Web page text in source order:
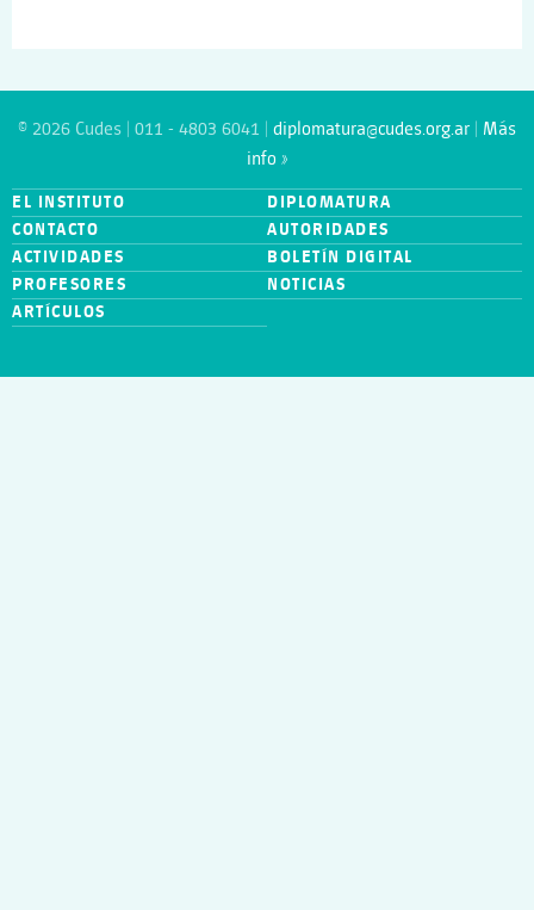
© 2026 Cudes | 011 - 4803 6041 | diplomatura@cudes.org.ar
Más
info »
EL INSTITUTO
DIPLOMATURA
CONTACTO
AUTORIDADES
ACTIVIDADES
BOLETÍN DIGITAL
PROFESORES
NOTICIAS
ARTÍCULOS